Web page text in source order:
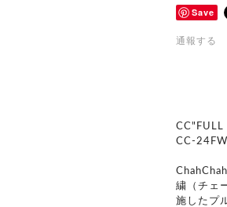
Save
通報する
CC-
繍（チェ
施したプ